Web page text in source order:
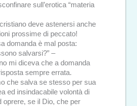
sull’erotica “materia
deve astenersi anche
prossime di peccato!
domanda è mal posta:
salvarsi?” –
mi diceva che a domanda
sempre errata.
che salva se stesso per sua
ed insindacabile volontà di
oprere, se il Dio, che per